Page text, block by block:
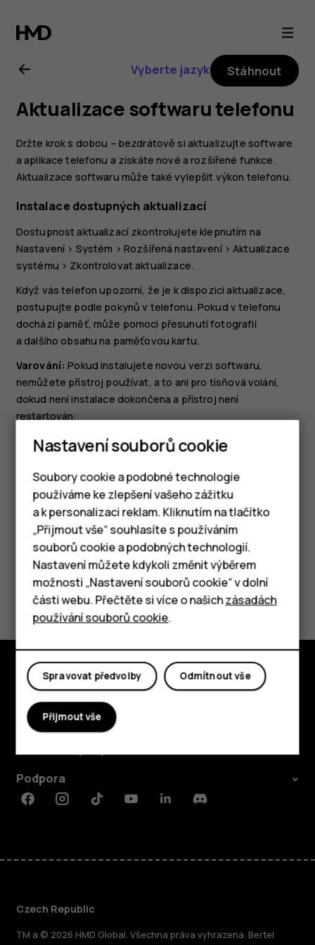
Uživatelská
příručka
k telefonu
Nokia 8.1
Chytré telefony
Tlačítkové telefony
Tablety
Vyberte jazyk Stáhnout
Aktualizace softwaru telefonu
Držte krok s dobou – bezdrátově si aktualizujte software
a aplikace telefonu a získáte nové a rozšířené funkce.
Aktualizace softwaru může také vylepšit výkon telefonu.
Instalace dostupných aktualizací
Dostupnost aktualizací zkontrolujete klepnutím na
Nastavení > Systém > Rozšířená nastavení>Aktualizace
systému > Zkontrolovat aktualizace.
Když vás telefon upozorní, že je k dispozici aktualizace,
postupujte podle pokynů v telefonu. Pokud v telefonu
dochází paměť, může pomoci přesunutí fotografií
a dalšího obsahu na paměťovou kartu.
Varování: Pokud instalujete novou verzi softwaru,
nemůžete přístroj používat, a to ani pro tísňová volání,
dokud není instalace dokončena a přístroj není
restartován.
Před zahájením aktualizace připojte nabíječku nebo se
Připojte se k síti Wi-Fi, protože aktualizační balíčky mohou
spotřebovat velké množství mobilních dat.
Pomohlo vám to?
Ano Ne
Prozkoumat
O nás
Podpora
FacebookInstagramTiktokYoutubeLinkedinDiscord
Czech Republic
TM a © 2026 HMD Global. Všechna práva vyhrazena. Bertel
Nastavení souborů cookie
Soubory cookie a podobné technologie
používáme ke zlepšení vašeho zážitku
a k personalizaci reklam. Kliknutím na tlačítko
„Přijmout vše“ souhlasíte s používáním
souborů cookie a podobných technologií.
Nastavení můžete kdykoli změnit výběrem
možnosti „Nastavení souborů cookie“ v dolní
části webu. Přečtěte si více o našichzásadách
používání souborů cookie.
Odmítnout vše
Spravovat předvolby
Přijmout vše